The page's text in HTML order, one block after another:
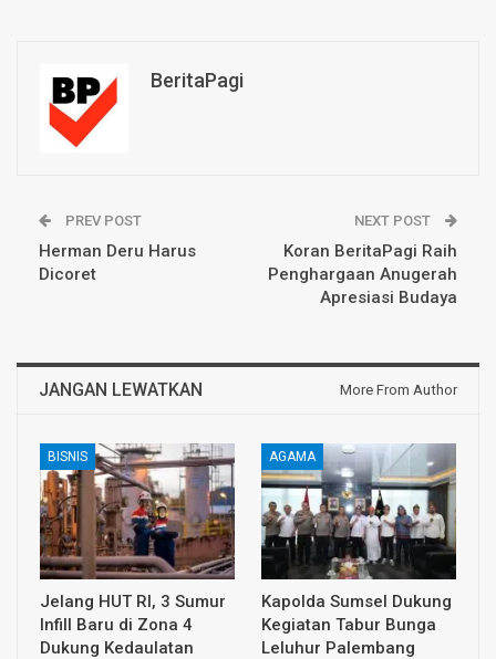
BeritaPagi
PREV POST
Herman Deru Harus
Dicoret
NEXT POST
Koran BeritaPagi Raih
Penghargaan Anugerah
Apresiasi Budaya
JANGAN LEWATKAN More From Author
BISNIS
Jelang HUT RI, 3 Sumur
Infill Baru di Zona 4
Dukung Kedaulatan
AGAMA
Kapolda Sumsel Dukung
Kegiatan Tabur Bunga
Leluhur Palembang